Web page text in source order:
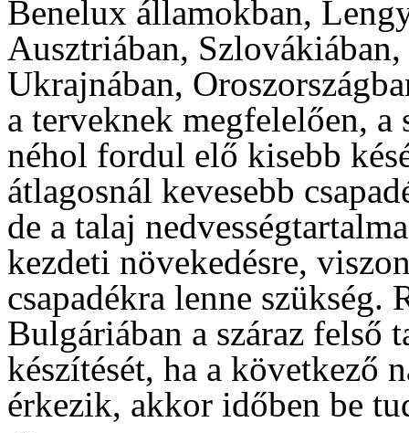
Benelux államokban,
Ausztriában,
Ukrajnában,
a terveknek megfelelően,
néhol fordul elő kisebb
átlagosnál kevesebb
de a talaj
kezdeti növekedésre,
csapadékra lenne szükség.
Bulgáriában a száraz felső
készítését, ha a következő
érkezik, akkor időben be